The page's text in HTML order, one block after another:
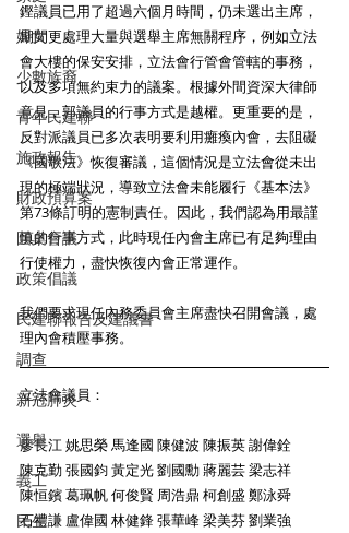
婦女
少數族裔
青年民建聯
施政報告
財政預算案
圓桌會議
政策倡議
民建聯報告及建議書
調查
新冠肺炎
選舉
義工
民生
鏗議員已用了超過六個月時間，仍未選出主席，
期間更處理大量與選舉主席無關程序，例如立法
會大樓的保安安排，立法會行管會管轄的事務，
以及多項無約束力的議案。根據外間資深大律師
意見，郭議員的行事方式是越權。更重要的是，
反對派議員已多次表明要利用癱瘓內會，去阻礙
《國歌法》恢復審議，這個情況是立法會從未出
現的極端狀況，導致立法會未能履行《基本法》
第73條訂明的憲制責任。因此，我們認為用最謹
慎的行事方式，此時現任內會主席已有足夠理由
行使權力，盡快恢復內會正常運作。
我們要求現任內務委員會主席盡快召開會議，處
理內會積壓事務。
立法會議員：
廖長江 姚思榮 馬逢國 陳健波 陳振英 謝偉銓
陳克勤 張國鈞 黃定光 劉國勳 蔣麗芸 梁志祥
陳恒鑌 葛珮帆 何俊賢 周浩鼎 柯創盛 鄭泳舜
石禮謙 盧偉國 林健鋒 張華峰 梁美芬 劉業強